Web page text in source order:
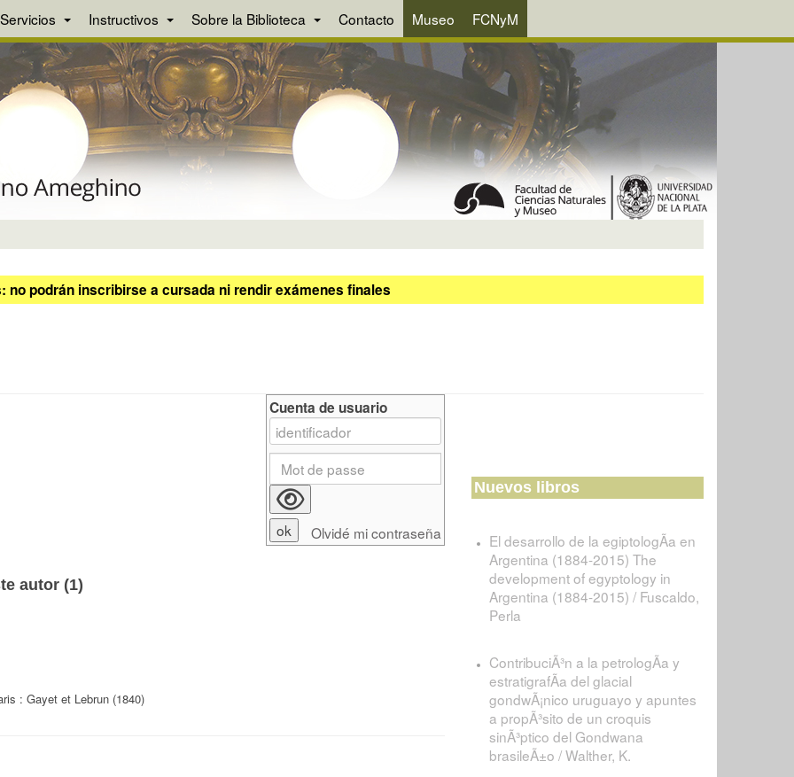
Servicios Instructivos Sobre la Biblioteca Contacto Museo FCNyM
podrán inscribirse a cursada ni rendir exámenes finales
autor (1)
: Gayet et Lebrun (1840)
Cuenta de usuario
Olvidé mi contraseña
Nuevos libros
El desarrollo de la egiptologÃ­a en
Argentina (1884-2015) The
development of egyptology in
Argentina (1884-2015) / Fuscaldo,
Perla
ContribuciÃ³n a la petrologÃ­a y
estratigrafÃ­a del glacial
gondwÃ¡nico uruguayo y apuntes
a propÃ³sito de un croquis
sinÃ³ptico del Gondwana
brasileÃ±o / Walther, K.